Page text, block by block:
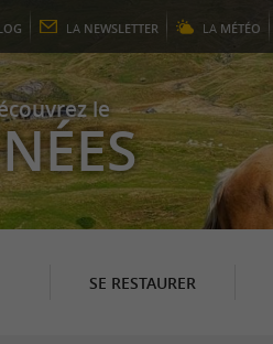
LA NEWSLETTER LA MÉTÉO
le
SE RESTAURER